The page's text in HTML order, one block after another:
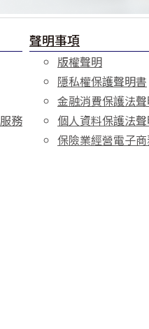
務
聲明事項
版權聲明
隱私權保護聲明書
金融消費保護法
個人資料保護法
保險業經營電子